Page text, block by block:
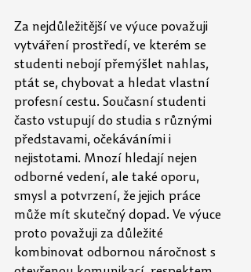
Za nejdůležitější ve výuce považuji
vytváření prostředí, ve kterém se
studenti nebojí přemýšlet nahlas,
ptát se, chybovat a hledat vlastní
profesní cestu. Současní studenti
často vstupují do studia s různými
představami, očekáváními i
nejistotami. Mnozí hledají nejen
odborné vedení, ale také oporu,
smysl a potvrzení, že jejich práce
může mít skutečný dopad. Ve výuce
proto považuji za důležité
kombinovat odbornou náročnost s